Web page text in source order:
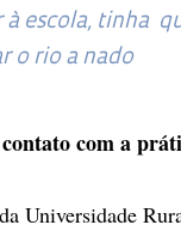
à escola, tinha
o rio a nado
com a
Universidade